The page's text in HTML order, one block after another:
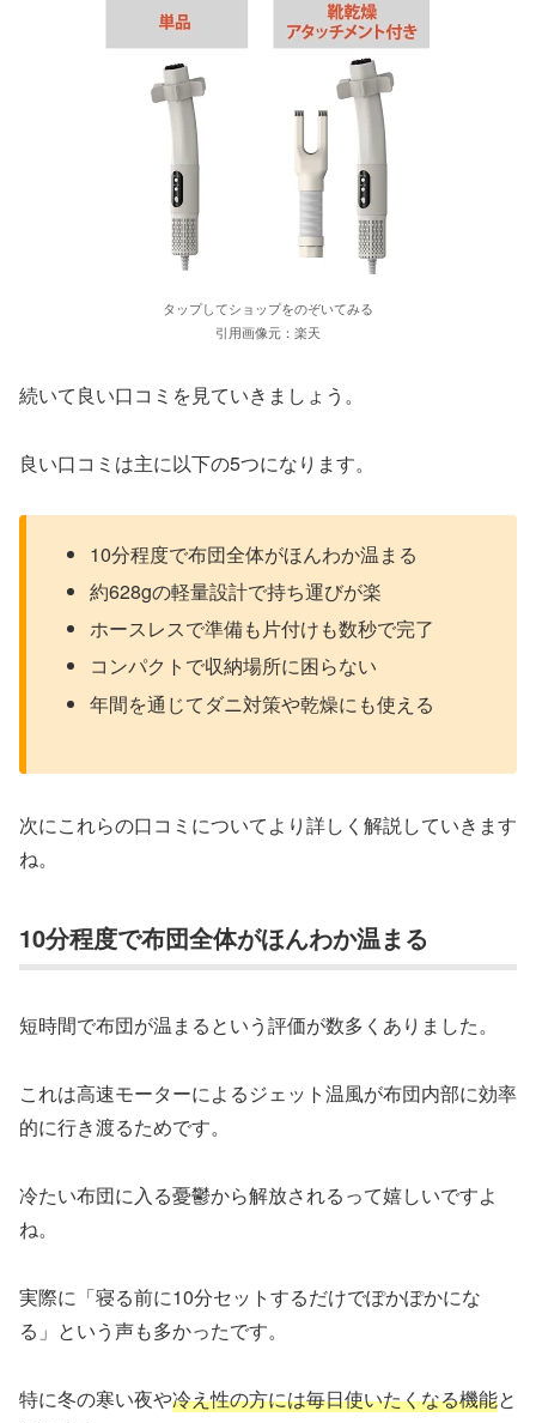
タップしてショップをのぞいてみる
引用画像元：楽天
続いて良い口コミを見ていきましょう。
良い口コミは主に以下の5つになります。
10分程度で布団全体がほんわか温まる
約628gの軽量設計で持ち運びが楽
ホースレスで準備も片付けも数秒で完了
コンパクトで収納場所に困らない
年間を通じてダニ対策や乾燥にも使える
次にこれらの口コミについてより詳しく解説していきます
ね。
10分程度で布団全体がほんわか温まる
短時間で布団が温まるという評価が数多くありました。
これは高速モーターによるジェット温風が布団内部に効率
的に行き渡るためです。
冷たい布団に入る憂鬱から解放されるって嬉しいですよ
ね。
実際に「寝る前に10分セットするだけでぽかぽかにな
る」という声も多かったです。
特に冬の寒い夜や冷え性の方には毎日使いたくなる機能と